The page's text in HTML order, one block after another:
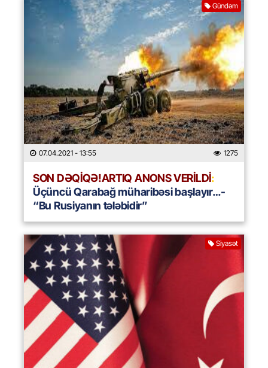
Gündəm
07.04.2021 - 13:55 1275
SON DƏQİQƏ!ARTIQ ANONS VERİLDİ:
Üçüncü Qarabağ müharibəsi başlayır…-
“Bu Rusiyanın tələbidir”
Siyasət